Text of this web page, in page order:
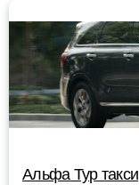
Альфа Тур такси